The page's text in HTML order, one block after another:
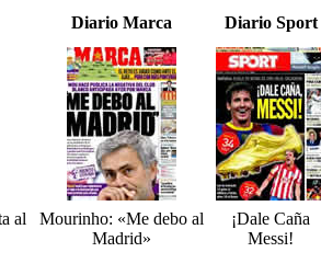
Diario Marca Diario Sport
al
Mourinho: «Me debo al
Madrid»
¡Dale Caña
Messi!